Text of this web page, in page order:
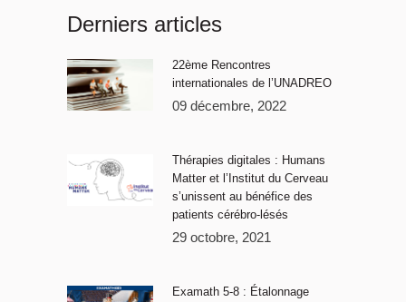
Derniers articles
22ème Rencontres
internationales de l’UNADREO
09 décembre, 2022
Thérapies digitales : Humans
Matter et l’Institut du Cerveau
s’unissent au bénéfice des
patients cérébro-lésés
29 octobre, 2021
Examath 5-8 : Étalonnage